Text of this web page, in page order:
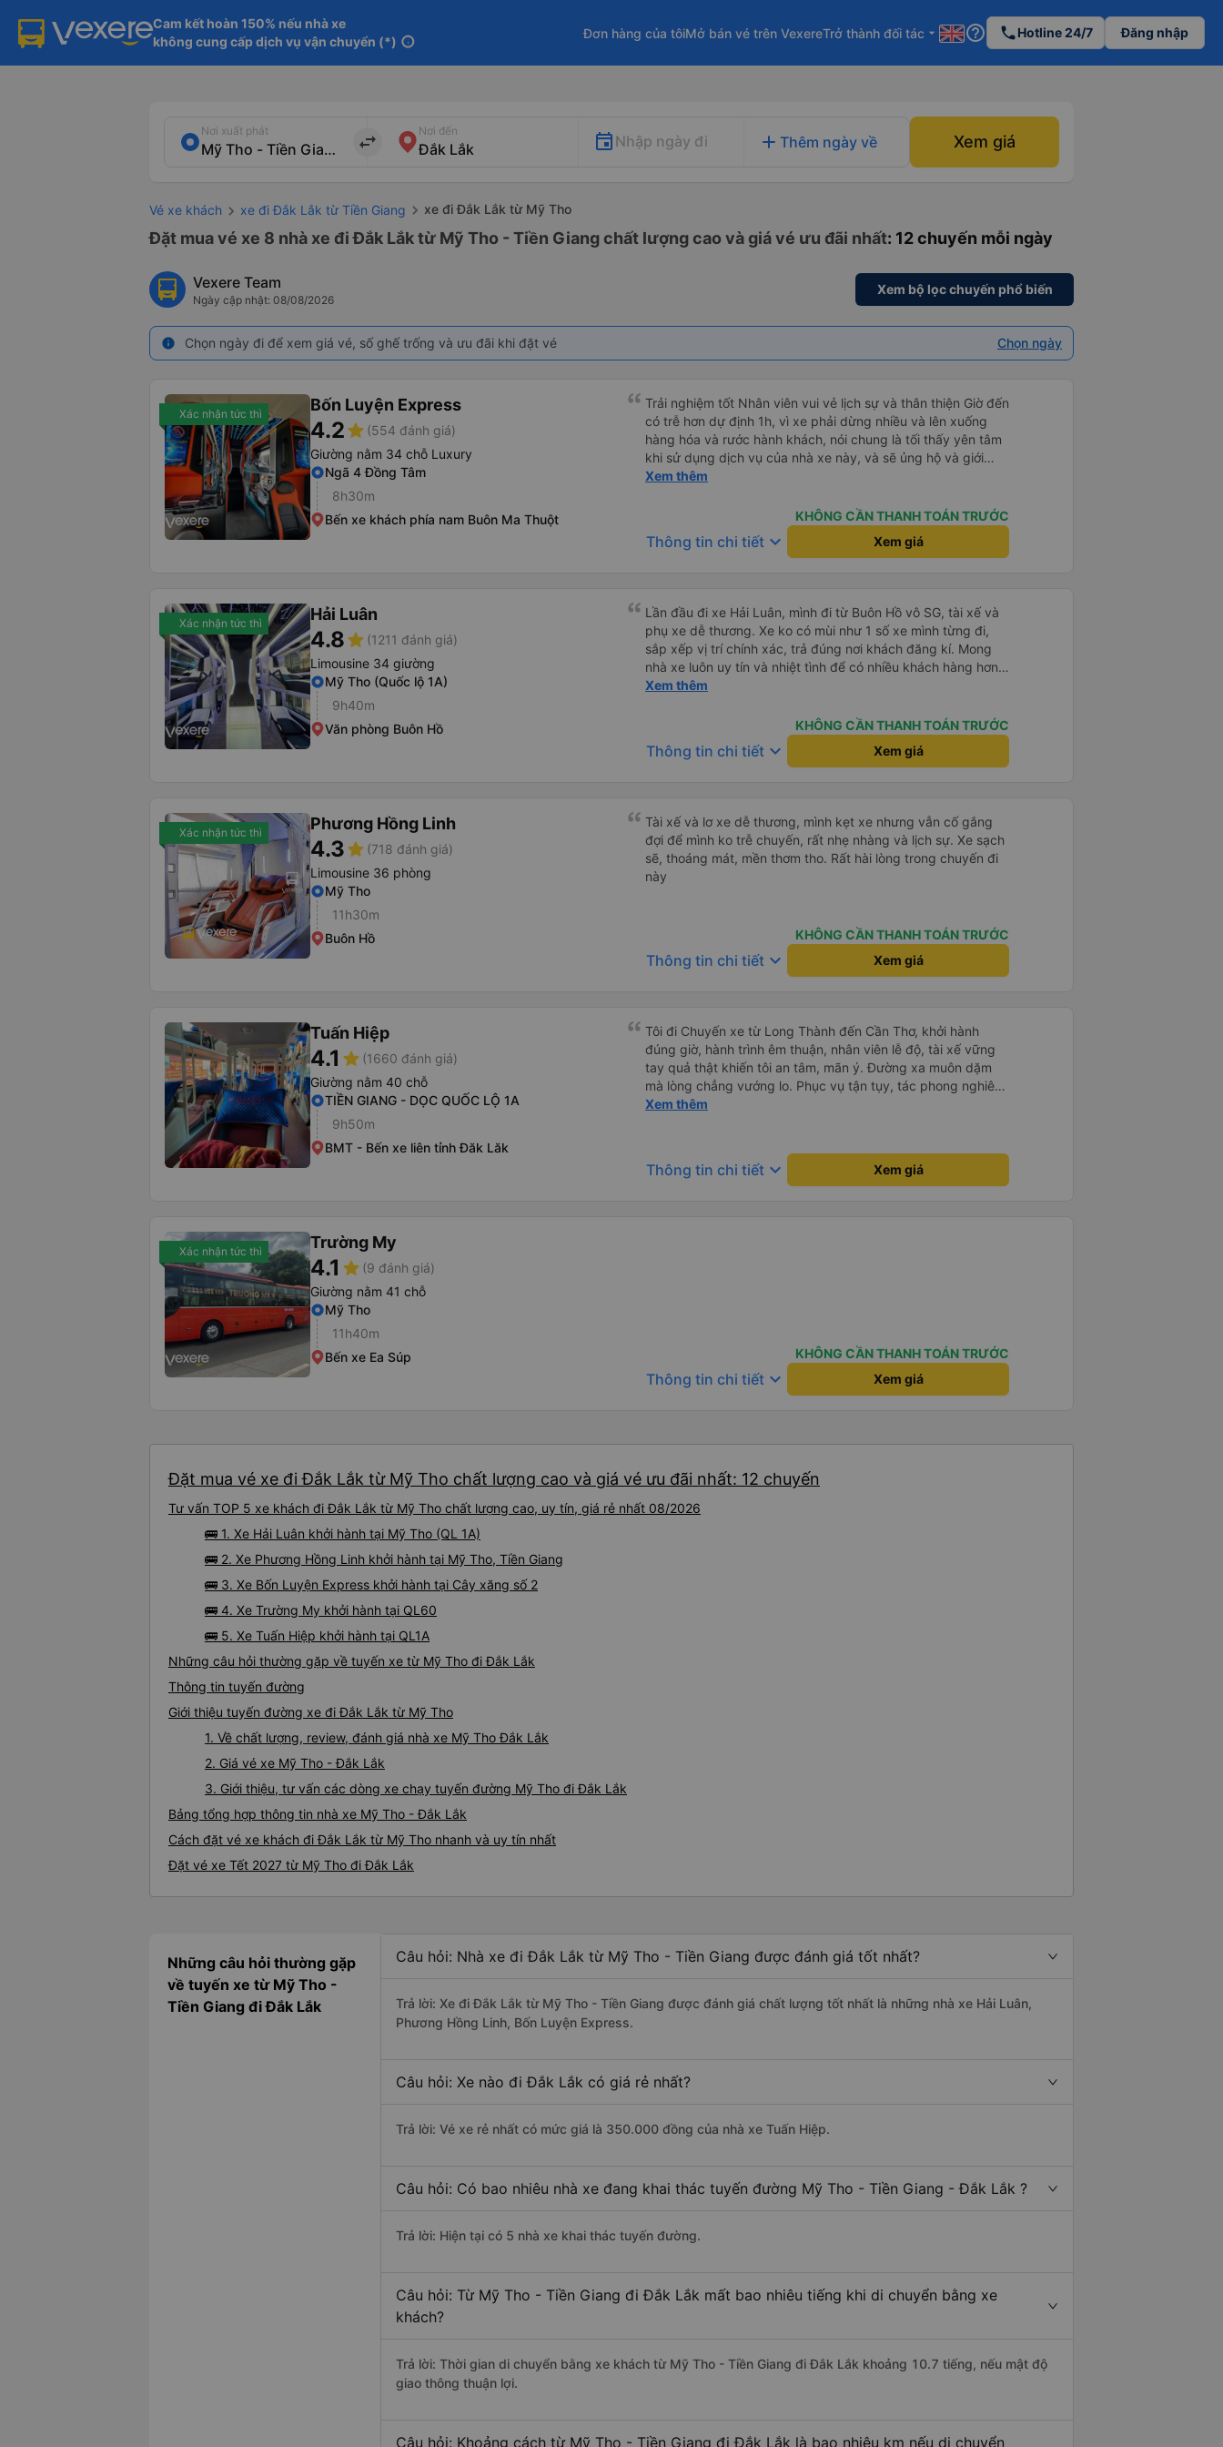
Cam kết hoàn 150% nếu nhà xe
không cung cấp dịch vụ vận chuyển (*) info
Đơn hàng của tôiMở bán vé trên VexereTrở thành đối tác arrow_drop_down help_outline phoneHotline 24/7 Đăng nhập
Nơi xuất phát
import_export
Nơi đến
Nhập ngày đi add Thêm ngày về Xem giá
Vé xe khách xe đi Đắk Lắk từ Tiền Giang xe đi Đắk Lắk từ Mỹ Tho
Đặt mua vé xe 8 nhà xe đi Đắk Lắk từ Mỹ Tho - Tiền Giang chất lượng cao và giá vé ưu đãi nhất: 12 chuyến mỗi ngày
Vexere Team
Ngày cập nhật: 08/08/2026
Xem bộ lọc chuyến phổ biến
info Chọn ngày đi để xem giá vé, số ghế trống và ưu đãi khi đặt vé Chọn ngày
Xác nhận tức thì Bốn Luyện Express
4.2star (554 đánh giá)
Giường nằm 34 chỗ Luxury
Ngã 4 Đồng Tâm
8h30m
Bến xe khách phía nam Buôn Ma Thuột
Trải nghiệm tốt Nhân viên vui vẻ lịch sự và thân thiện Giờ đến
có trễ hơn dự định 1h, vì xe phải dừng nhiều và lên xuống
hàng hóa và rước hành khách, nói chung là tối thấy yên tâm
khi sử dụng dịch vụ của nhà xe này, và sẽ ủng hộ và giới
thiệu cho người thân sử dụng dịch vụ của nhà xe này
Xem thêm
KHÔNG CẦN THANH TOÁN TRƯỚC
Thông tin chi tiết keyboard_arrow_down Xem giá
Xác nhận tức thì Hải Luân
4.8star (1211 đánh giá)
Limousine 34 giường
Mỹ Tho (Quốc lộ 1A)
9h40m
Văn phòng Buôn Hồ
Lần đầu đi xe Hải Luân, mình đi từ Buôn Hồ vô SG, tài xế và
phụ xe dễ thương. Xe ko có mùi như 1 số xe mình từng đi,
sắp xếp vị trí chính xác, trả đúng nơi khách đăng kí. Mong
nhà xe luôn uy tín và nhiệt tình để có nhiều khách hàng hơn
nữa
Xem thêm
KHÔNG CẦN THANH TOÁN TRƯỚC
Thông tin chi tiết keyboard_arrow_down Xem giá
Xác nhận tức thì Phương Hồng Linh
4.3star (718 đánh giá)
Limousine 36 phòng
Mỹ Tho
11h30m
Buôn Hồ
Tài xế và lơ xe dễ thương, mình kẹt xe nhưng vẫn cố gắng
đợi để mình ko trễ chuyến, rất nhẹ nhàng và lịch sự. Xe sạch
sẽ, thoáng mát, mền thơm tho. Rất hài lòng trong chuyến đi
này
KHÔNG CẦN THANH TOÁN TRƯỚC
Thông tin chi tiết keyboard_arrow_down Xem giá
Tuấn Hiệp
4.1 star (1660 đánh giá)
Giường nằm 40 chỗ
TIỀN GIANG - DỌC QUỐC LỘ 1A
9h50m
BMT - Bến xe liên tỉnh Đăk Lăk
Tôi đi Chuyến xe từ Long Thành đến Cần Thơ, khởi hành
đúng giờ, hành trình êm thuận, nhân viên lễ độ, tài xế vững
tay quả thật khiến tôi an tâm, mãn ý. Đường xa muôn dặm
mà lòng chẳng vướng lo. Phục vụ tận tụy, tác phong nghiêm
cẩn, hiếm thấy giữa thời buổi kim tiền vội vã. Xã hội loạn đạo.
Xem thêm
Thông tin chi tiết keyboard_arrow_down Xem giá
Xác nhận tức thì Trường My
4.1 star (9 đánh giá)
Giường nằm 41 chỗ
Mỹ Tho
11h40m
Bến xe Ea Súp
KHÔNG CẦN THANH TOÁN TRƯỚC
Thông tin chi tiết keyboard_arrow_down Xem giá
Đặt mua vé xe đi Đắk Lắk từ Mỹ Tho chất lượng cao và giá vé ưu đãi nhất: 12 chuyến
Tư vấn TOP 5 xe khách đi Đắk Lắk từ Mỹ Tho chất lượng cao, uy tín, giá rẻ nhất 08/2026
🚌 1. Xe Hải Luân khởi hành tại Mỹ Tho (QL 1A)
🚌 2. Xe Phương Hồng Linh khởi hành tại Mỹ Tho, Tiền Giang
🚌 3. Xe Bốn Luyện Express khởi hành tại Cây xăng số 2
🚌 4. Xe Trường My khởi hành tại QL60
🚌 5. Xe Tuấn Hiệp khởi hành tại QL1A
Những câu hỏi thường gặp về tuyến xe từ Mỹ Tho đi Đắk Lắk
Thông tin tuyến đường
Giới thiệu tuyến đường xe đi Đắk Lắk từ Mỹ Tho
1. Về chất lượng, review, đánh giá nhà xe Mỹ Tho Đắk Lắk
2. Giá vé xe Mỹ Tho - Đắk Lắk
3. Giới thiệu, tư vấn các dòng xe chạy tuyến đường Mỹ Tho đi Đắk Lắk
Bảng tổng hợp thông tin nhà xe Mỹ Tho - Đắk Lắk
Cách đặt vé xe khách đi Đắk Lắk từ Mỹ Tho nhanh và uy tín nhất
Đặt vé xe Tết 2027 từ Mỹ Tho đi Đắk Lắk
Những câu hỏi thường gặp
về tuyến xe từ Mỹ Tho -
Tiền Giang đi Đắk Lắk
Câu hỏi: Nhà xe đi Đắk Lắk từ Mỹ Tho - Tiền Giang được đánh giá tốt nhất?
Trả lời: Xe đi Đắk Lắk từ Mỹ Tho - Tiền Giang được đánh giá chất lượng tốt nhất là những nhà xe Hải Luân,
Phương Hồng Linh, Bốn Luyện Express.
Câu hỏi: Xe nào đi Đắk Lắk có giá rẻ nhất?
Trả lời: Vé xe rẻ nhất có mức giá là 350.000 đồng của nhà xe Tuấn Hiệp.
Câu hỏi: Có bao nhiêu nhà xe đang khai thác tuyến đường Mỹ Tho - Tiền Giang - Đắk Lắk ?
Trả lời: Hiện tại có 5 nhà xe khai thác tuyến đường.
Câu hỏi: Từ Mỹ Tho - Tiền Giang đi Đắk Lắk mất bao nhiêu tiếng khi di chuyển bằng xe
khách?
Trả lời: Thời gian di chuyển bằng xe khách từ Mỹ Tho - Tiền Giang đi Đắk Lắk khoảng 10.7 tiếng, nếu mật độ
giao thông thuận lợi.
Câu hỏi: Khoảng cách từ Mỹ Tho - Tiền Giang đi Đắk Lắk là bao nhiêu km nếu di chuyển